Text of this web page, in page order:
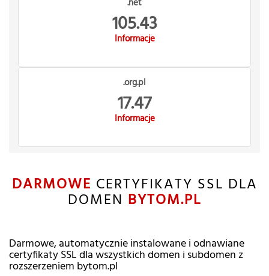
.net
105.43
Informacje
.org.pl
17.47
Informacje
DARMOWE CERTYFIKATY SSL DLA
DOMEN BYTOM.PL
Darmowe, automatycznie instalowane i odnawiane
certyfikaty SSL dla wszystkich domen i subdomen z
rozszerzeniem bytom.pl